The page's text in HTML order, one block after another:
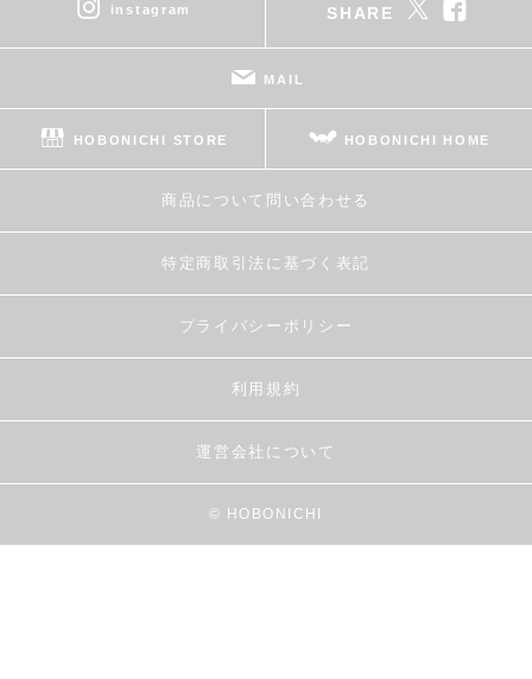
instagram SHARE
MAIL
HOBONICHI STORE HOBONICHI HOME
商品について問い合わせる
特定商取引法に基づく表記
プライバシーポリシー
利用規約
運営会社について
© HOBONICHI